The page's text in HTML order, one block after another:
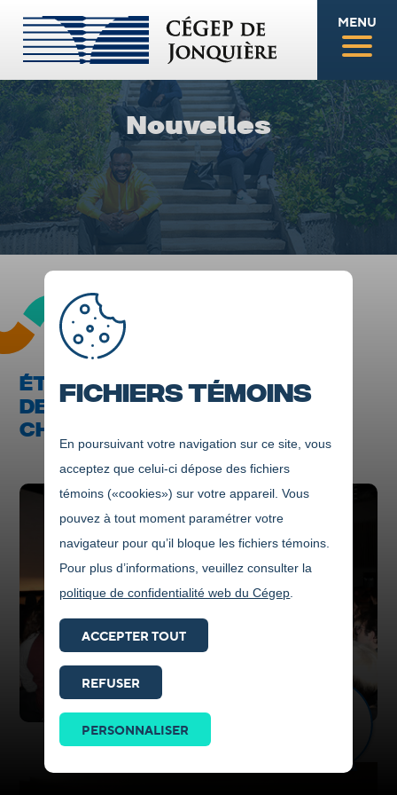
Fichiers témoins
En poursuivant votre navigation sur ce site, vous
acceptez que celui-ci dépose des fichiers
témoins («cookies») sur votre appareil. Vous
pouvez à tout moment paramétrer votre
navigateur pour qu’il bloque les fichiers témoins.
Pour plus d’informations, veuillez consulter la
politique de confidentialité web du Cégep
ACCEPTER TOUT
REFUSER
PERSONNALISER
MENU
Nouvelles
ÉTUDIER LA BIPOLARITÉ POUR
DEVENIR ACTEUR DE
CHANGEMENT